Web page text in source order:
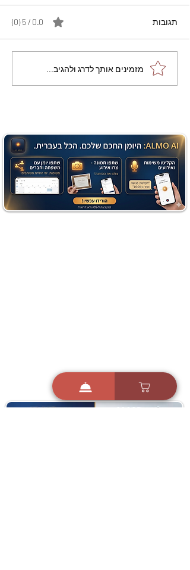
מתכון מנצח עוגת מייפל
שוקולד בחושה וקלה - זיוה
תגובות 0.0 / 5 ‏(0)
מזמינים אותך לדרג ולהגיב...